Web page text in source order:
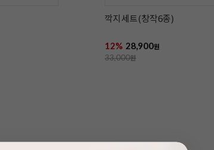
깍지세트(창작6종)
12% 28,900원
33,000원